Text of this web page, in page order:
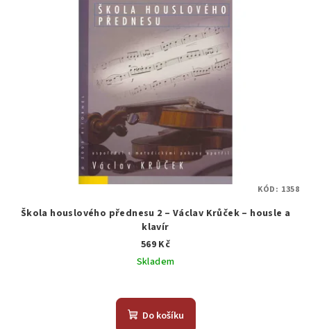
Škola houslového přednesu 2 – Václav Krůček – housle a
klavír
569 Kč
Skladem
Do košíku
KÓD: 1358